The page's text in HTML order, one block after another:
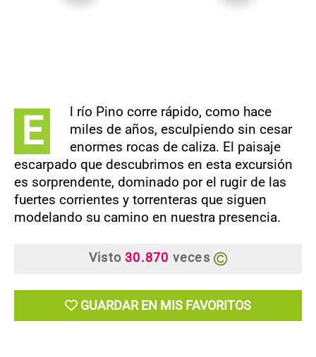
E
l río Pino corre rápido, como hace
miles de años, esculpiendo sin cesar
enormes rocas de caliza. El paisaje
escarpado que descubrimos en esta excursión
es sorprendente, dominado por el rugir de las
fuertes corrientes y torrenteras que siguen
modelando su camino en nuestra presencia.
Visto30.870 veces
GUARDAR EN MIS FAVORITOS